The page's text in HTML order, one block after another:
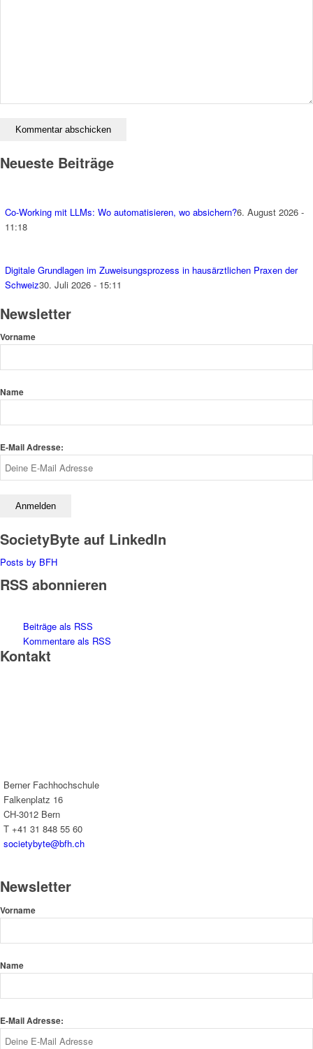
Neueste Beiträge
Co-Working mit LLMs: Wo automatisieren, wo absichern?6. August 2026 -
11:18
Digitale Grundlagen im Zuweisungsprozess in hausärztlichen Praxen der
Schweiz30. Juli 2026 - 15:11
Newsletter
Vorname
Name
E-Mail Adresse:
SocietyByte auf LinkedIn
Posts by BFH
RSS abonnieren
Beiträge als RSS
Kommentare als RSS
Kontakt
Berner Fachhochschule
Falkenplatz 16
CH-3012 Bern
T +41 31 848 55 60
societybyte@bfh.ch
Newsletter
Vorname
Name
E-Mail Adresse: